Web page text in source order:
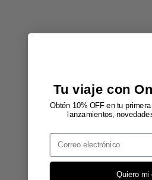
Tu viaje con
Obtén 10% OFF en tu
lanzamientos,
Email
Quiero mi